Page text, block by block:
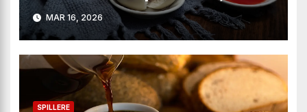
deltagere og sæsonens
største twists
MAR 16, 2026
SPILLERE